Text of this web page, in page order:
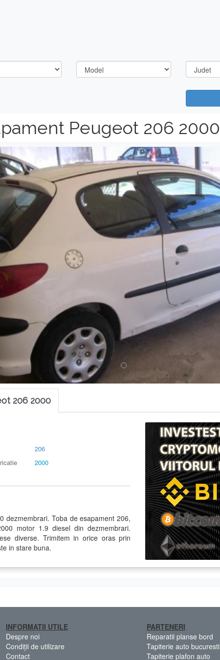
Peugeot 206 2000
206 2000
206
2000
dezmembrari. Toba de esapament 206,
motor 1.9 diesel din dezmembrari.
diverse. Trimitem in orice oras prin
in stare buna.
INFORMATII UTILE
Despre noi
Condiții de utilizare
Contact
PARTENERI
Reparatii planse bord
Tapiterie auto bucuresti
Tapiterie plafon auto